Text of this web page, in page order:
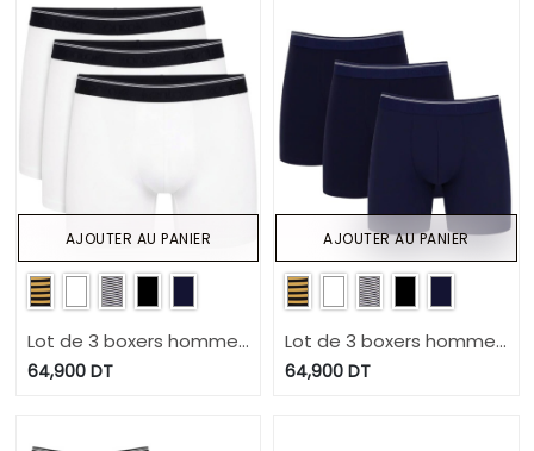
Lot de 3 boxers homme
grandes tailles en coton
64,900DT
AJOUTER AU PANIER
Lot de 3 boxers homme
grandes tailles en coton
64,900 DT
AJOUTER AU PANIER